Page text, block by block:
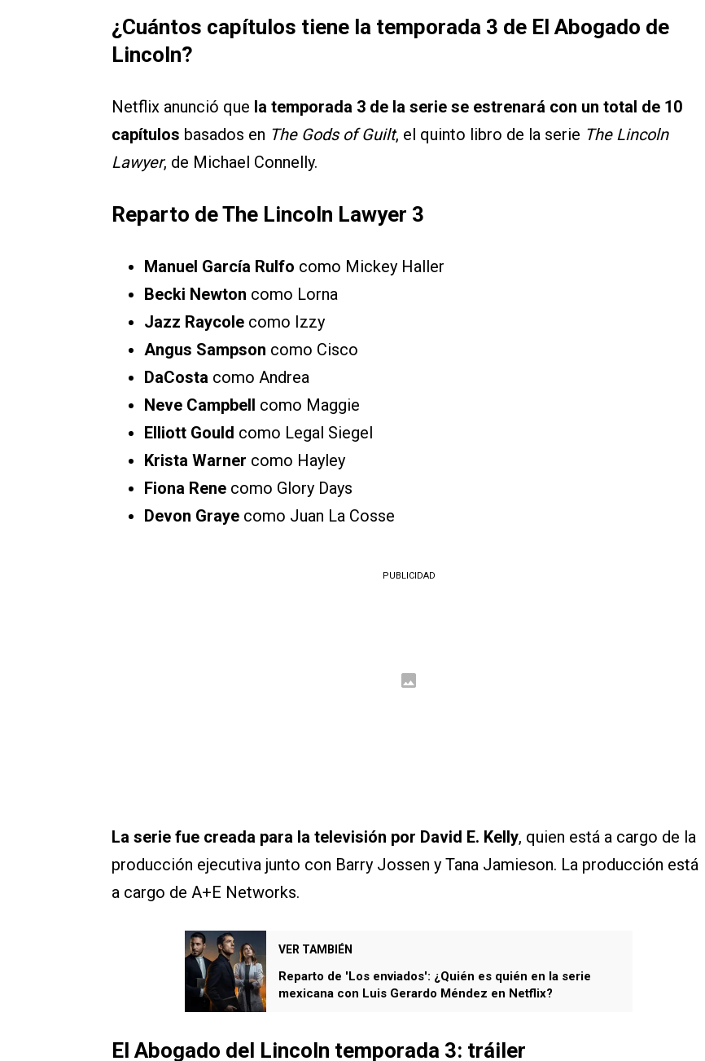
¿Cuántos capítulos tiene la temporada 3 de El Abogado de
Lincoln?
Netflix anunció que la temporada 3 de la serie se estrenará con un total de 10
capítulos basados en The Gods of Guilt, el quinto libro de la serie The Lincoln
Lawyer, de Michael Connelly.
Reparto de The Lincoln Lawyer 3
Manuel García Rulfo como Mickey Haller
Becki Newton como Lorna
Jazz Raycole como Izzy
Angus Sampson como Cisco
DaCosta como Andrea
Neve Campbell como Maggie
Elliott Gould como Legal Siegel
Krista Warner como Hayley
Fiona Rene como Glory Days
Devon Graye como Juan La Cosse
PUBLICIDAD
La serie fue creada para la televisión por David E. Kelly, quien está a cargo de la
producción ejecutiva junto con Barry Jossen y Tana Jamieson. La producción está
a cargo de A+E Networks.
VER TAMBIÉN
Reparto de 'Los enviados': ¿Quién es quién en la serie
mexicana con Luis Gerardo Méndez en Netflix?
El Abogado del Lincoln temporada 3: tráiler